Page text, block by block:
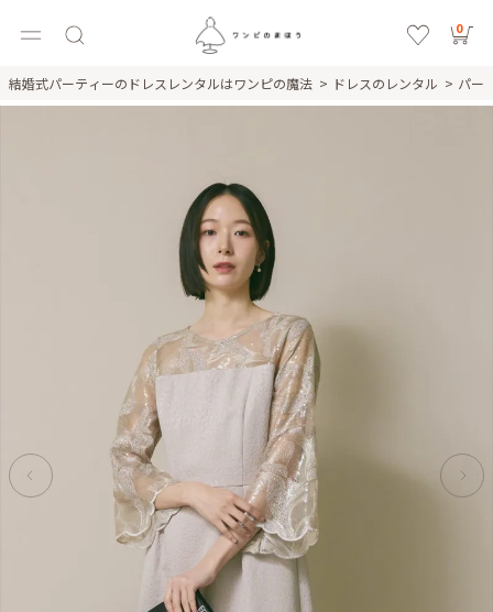
0
結婚式パーティーのドレスレンタルはワンピの魔法 ドレスのレンタル パー